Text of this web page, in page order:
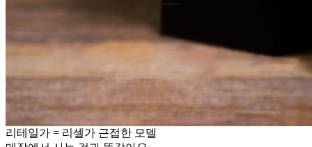
리테일가 = 리셀가 근접한 모델